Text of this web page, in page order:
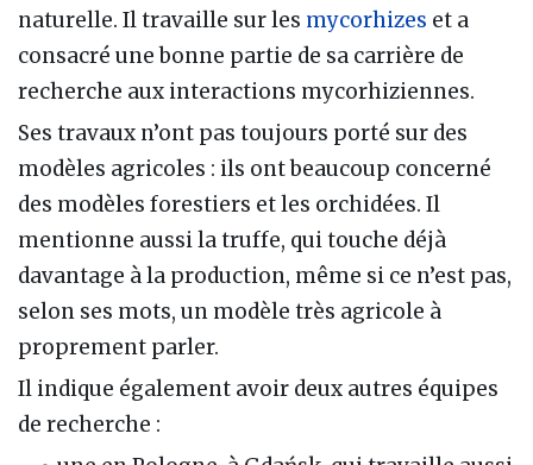
naturelle. Il travaille sur les mycorhizes et a
consacré une bonne partie de sa carrière de
recherche aux interactions mycorhiziennes.
Ses travaux n’ont pas toujours porté sur des
modèles agricoles : ils ont beaucoup concerné
des modèles forestiers et les orchidées. Il
mentionne aussi la truffe, qui touche déjà
davantage à la production, même si ce n’est pas,
selon ses mots, un modèle très agricole à
proprement parler.
Il indique également avoir deux autres équipes
de recherche :